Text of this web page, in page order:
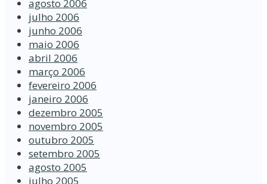
agosto 2006
julho 2006
junho 2006
maio 2006
abril 2006
março 2006
fevereiro 2006
janeiro 2006
dezembro 2005
novembro 2005
outubro 2005
setembro 2005
agosto 2005
julho 2005